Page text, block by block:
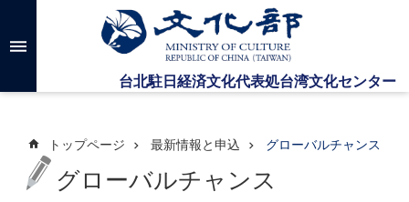
メインのコンテンツブロックにジャンプします
高
検
台
トップページ 最新情報と申込 グローバルチャンス
グローバルチャンス